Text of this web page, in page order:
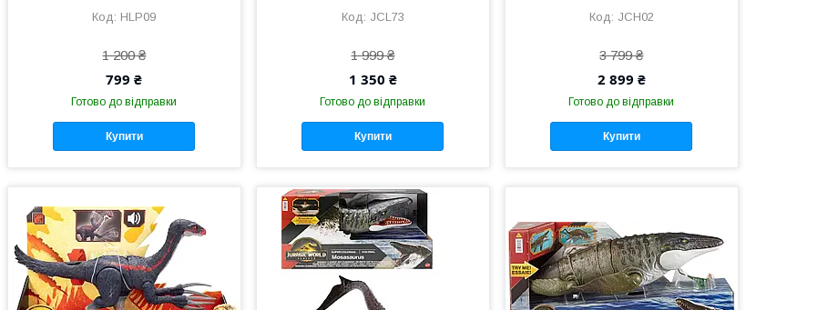
HLP09
1 200 ₴
799 ₴
Готово до відправки
Купити
JCL73
1 999 ₴
1 350 ₴
Готово до відправки
Купити
JCH02
3 799 ₴
2 899 ₴
Готово до відправки
Купити